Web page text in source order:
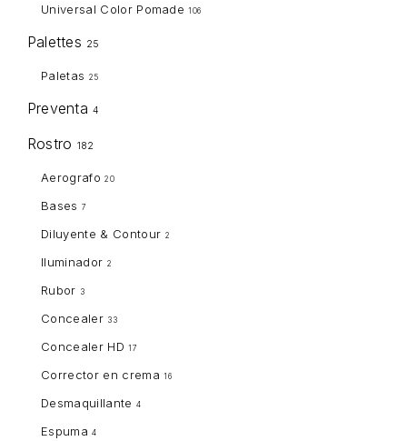
Universal Color Pomade 106
Palettes 25
Paletas 25
Preventa 4
Rostro 182
Aerografo 20
Bases 7
Diluyente & Contour 2
Iluminador 2
Rubor 3
Concealer 33
Concealer HD 17
Corrector en crema 16
Desmaquillante 4
Espuma 4